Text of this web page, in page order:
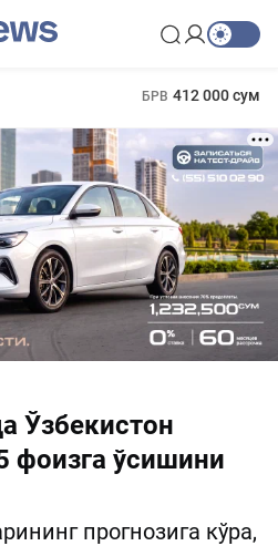
БРВ 412 000 сум
Ўзбекистон
фоизга ўсишини
прогнозига кўра,